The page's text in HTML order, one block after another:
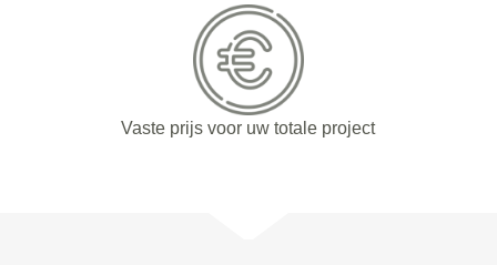
Vaste prijs voor uw totale project